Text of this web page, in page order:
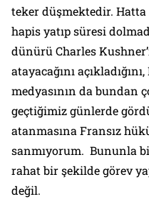
teker düşmektedir.
hapis yatıp süresi
dünürü Charles
atayacağını
medyasının da bundan
geçtiğimiz günlerde
atanmasına Fransız
sanmıyorum. Bununla
rahat bir şekilde görev
değil.